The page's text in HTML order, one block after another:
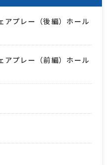
アプレー（後編）ホール
アプレー（前編）ホール